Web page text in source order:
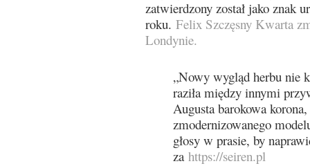
zatwierdzony został jako znak
roku. Felix Szczęsny Kwarta
Londynie.
„Nowy wygląd herbu nie
raziła między innymi
Augusta barokowa
zmodernizowanego
głosy w prasie, by
za https://seiren.pl